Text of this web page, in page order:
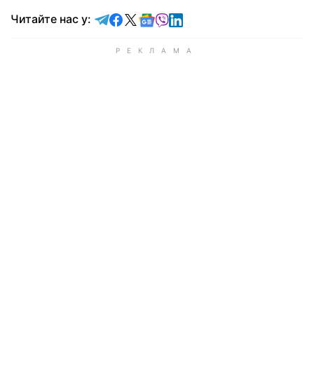
Читайте нас у: Читайте у Telegram
Читайте у Facebook
Читайте у X
Читайте у Google news
Читайте у Viber
Читайте у LinkedIn